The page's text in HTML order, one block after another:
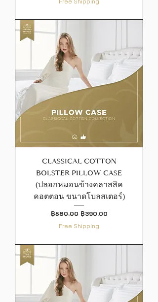
CLASSICAL COTTON
BOLSTER PILLOW CASE
(ปลอกหมอนข้างคลาสสิค
คอตตอน ขนาดโบลสเตอร์)
ราคาปกติ
฿580.00 ราคาขายลด
฿390.00
Free Shipping